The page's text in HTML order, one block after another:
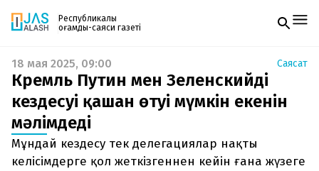
Республикалық
қоғамдық-саяси газеті
Жаңалықтар
Спорт
Live
Руханият
Аймақ
Архив
Заң және тәртіп
Газетке жазылу
PDF форматтағы газетті ай сайын электронды
поштаңызға алып отырыңыз. Жаңа нөмір
шыққан сәтте сізге бірден жіберіледі. Тек email
енгізіңіз, біз қалғанын өзіміз жібереміз.
18 мая 2025, 09:00 Саясат
Кремль Путин мен Зеленскийдің
кездесуі қашан өтуі мүмкін екенін
мәлімдеді
Мұндай кездесу тек делегациялар нақты
келісімдерге қол жеткізгеннен кейін ғана жүзеге